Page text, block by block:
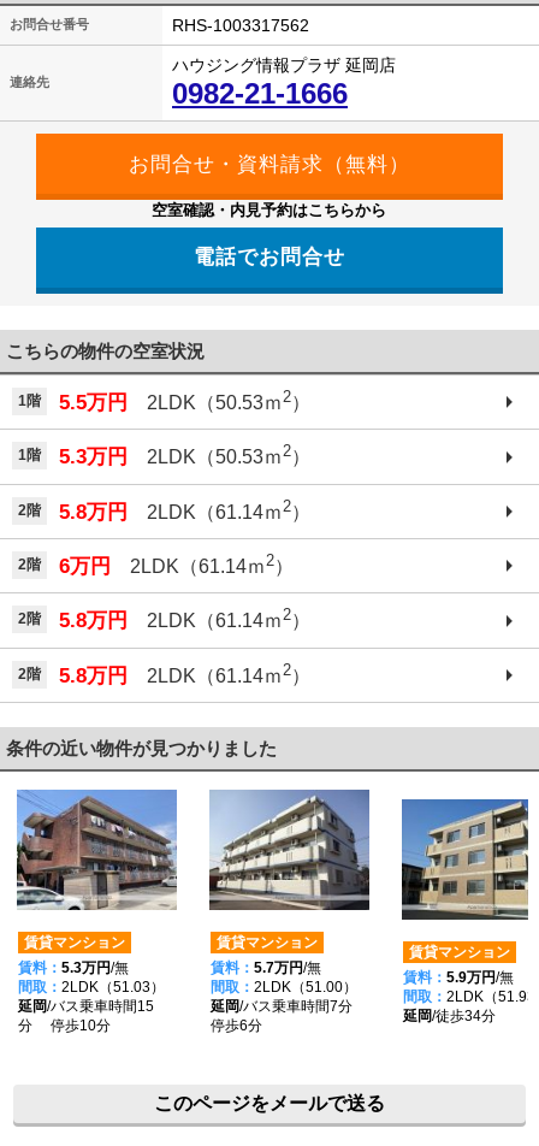
お問合せ番号 RHS-1003317562
連絡先
ハウジング情報プラザ 延岡店
0982-21-1666
空室確認・内見予約はこちらから
電話でお問合せ
こちらの物件の空室状況
1階 5.5万円 2LDK（50.53ｍ2）
1階 5.3万円 2LDK（50.53ｍ2）
2階 5.8万円 2LDK（61.14ｍ 2）
2階 6万円 2LDK（61.14ｍ 2）
2階 5.8万円 2LDK（61.14ｍ2）
2階 5.8万円 2LDK（61.14ｍ 2）
条件の近い物件が見つかりました
賃貸マンション
賃料： 5.3万円/無
間取： 2LDK（51.03）
延岡/バス乗車時間15
分 停歩10分
賃貸マンション
賃料： 5.7万円/無
間取： 2LDK（51.00）
延岡/バス乗車時間7分
停歩6分
賃貸マンション
賃料： 5.9万円/無
間取： 2LDK（51.93
延岡/徒歩34分
このページをメールで送る